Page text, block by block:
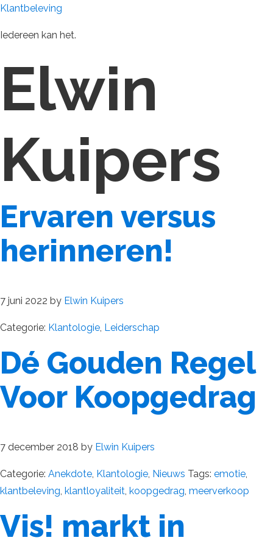
Klantbeleving
Iedereen kan het.
Elwin
Kuipers
Ervaren versus
herinneren!
7 juni 2022 by Elwin Kuipers
Categorie: Klantologie, Leiderschap
Dé Gouden Regel
Voor Koopgedrag
7 december 2018 by Elwin Kuipers
Categorie: Anekdote, Klantologie, Nieuws Tags: emotie,
klantbeleving, klantloyaliteit, koopgedrag, meerverkoop
Vis! markt in